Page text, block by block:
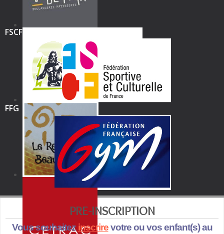
FSCF
FFG
PRE-INSCRIPTION
Vous souhaitez inscrirevotre ou vos enfant(s) au